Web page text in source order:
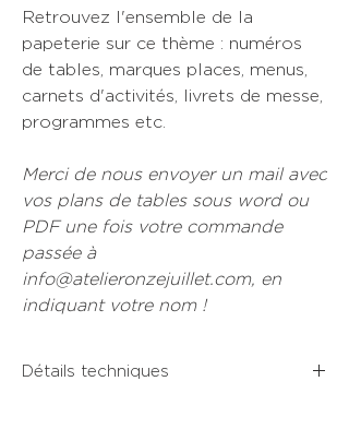
Retrouvez l'ensemble de la
papeterie sur ce thème : numéros
de tables, marques places, menus,
carnets d'activités, livrets de messe,
programmes etc.
Merci de nous envoyer un mail avec
vos plans de tables sous word ou
PDF une fois votre commande
passée à
info@atelieronzejuillet.com, en
indiquant votre nom !
Détails techniques